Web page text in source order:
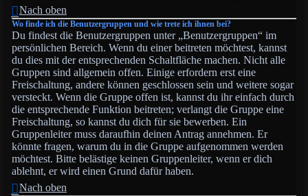
Nach oben
Wo finde ich die Benutzergruppen und wie trete ich ihnen bei?
Du findest die Benutzergruppen unter „Benutzergruppen“ im
persönlichen Bereich. Wenn du einer beitreten möchtest, kannst
du dies mit der entsprechenden Schaltfläche machen. Nicht alle
Gruppen sind allgemein offen. Einige erfordern erst eine
Freischaltung, andere können geschlossen sein und weitere sogar
versteckt. Wenn die Gruppe offen ist, kannst du ihr einfach durch
die entsprechende Funktion beitreten; verlangt die Gruppe eine
Freischaltung, so kannst du dich für sie bewerben. Ein
Gruppenleiter muss daraufhin deinen Antrag annehmen. Er
könnte fragen, warum du in die Gruppe aufgenommen werden
möchtest. Bitte belästige keinen Gruppenleiter, wenn er dich
ablehnt, er wird einen Grund dafür haben.
Nach oben